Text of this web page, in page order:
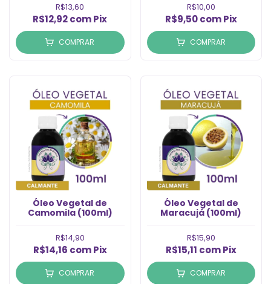
R$13,60
R$12,92comPix
COMPRAR
R$10,00
R$9,50com Pix
COMPRAR
Óleo Vegetal de
Camomila (100ml)
R$14,90
R$14,16 com Pix
COMPRAR
Óleo Vegetal de
Maracujá (100ml)
R$15,90
R$15,11 com Pix
COMPRAR